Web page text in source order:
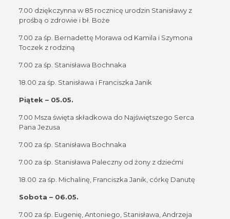
7.00 dziękczynna w 85 rocznicę urodzin Stanisławy z
prośbą o zdrowie i bł. Boże
7.00 za śp. Bernadettę Morawa od Kamila i Szymona
Toczek z rodziną
7.00 za śp. Stanisława Bochnaka
18.00 za śp. Stanisława i Franciszka Janik
Piątek – 05.05.
7.00 Msza święta składkowa do Najświętszego Serca
Pana Jezusa
7.00 za śp. Stanisława Bochnaka
7.00 za śp. Stanisława Paleczny od żony z dziećmi
18.00 za śp. Michalinę, Franciszka Janik, córkę Danutę
Sobota – 06.05.
7.00 za śp. Eugenię, Antoniego, Stanisława, Andrzeja